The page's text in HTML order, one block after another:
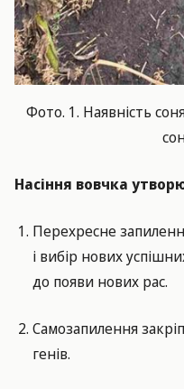
Фото. 1. Наявність
Насіння вовчка
Перехресне
і вибір нових
до появи нових рас.
Самозапилення
генів.